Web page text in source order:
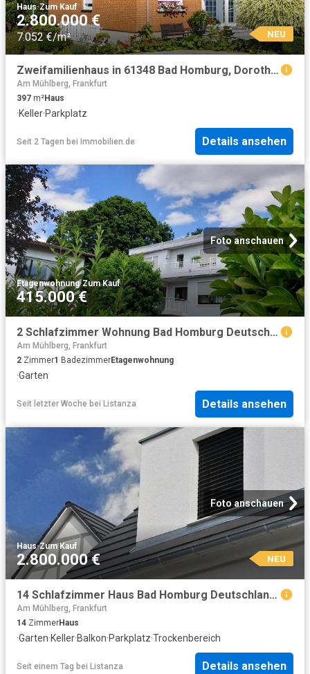
Haus·Zum Kauf
2.800.000 €
7.052 €/m² NEU
Zweifamilienhaus in 61348 Bad Homburg, Dorotheenstr
Am Mühlberg, Frankfurt
397 m²Haus
·Keller·Parkplatz
Seit 2 Tagen bei Immobilien.de Details ansehen
Foto anschauen
Etagenwohnung·Zum Kauf
415.000 €
2 Schlafzimmer Wohnung Bad Homburg Deutschland 104536854
Am Mühlberg, Frankfurt
2 Zimmer1 BadezimmerEtagenwohnung
·Garten
Seit letzter Woche bei Listanza Details ansehen
Foto anschauen
Haus·Zum Kauf
2.800.000 € NEU
14 Schlafzimmer Haus Bad Homburg Deutschland 104802298
Am Mühlberg, Frankfurt
14 ZimmerHaus
·Garten·Keller·Balkon·Parkplatz·Trockenbereich
Seit einem Tag bei Listanza Details ansehen